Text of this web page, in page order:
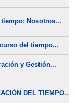
Nosotros...
del tiempo...
y Gestión...
DEL TIEMPO...